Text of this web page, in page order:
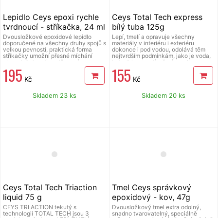
Lepidlo Ceys epoxi rychle
tvrdnoucí - stříkačka, 24 ml
Dvousložkové epoxidové lepidlo
doporučené na všechny druhy spojů s
velkou pevností, praktická forma
stříkačky umožní přesné míchání
obou složek, má vyplňovací
schopnosti, spojuje prakticky
všechny druhy materiálů s výjimkou
polyethylenu, polypropylenu, teflonu
během 5 – 10 minut, tlaku odolává po
1 hodině, maximální pevnosti dosáhne
195 Kč
Skladem 23 ks
Ceys Total Tech express
bílý tuba 125g
Lepí, tmelí a opravuje všechny
materiály v interiéru i exteriéru
dokonce i pod vodou, odolává těm
nejtvrdším podmínkám, jako je voda,
led, vlhkost a plíseň, rány, vibrace,
tlaky, teplota, nestárne v průběhu
času a odolává UV záření, má
vynikající vlastnosti: vyplňuje, je
maximální přilnavost, je přetíratelný
za vlhka, neobsahuje rozpouštědla,
součástky, obklady pod vodou.
155 Kč
Skladem 20 ks
Ceys Total Tech Triaction
liquid 75 g
CEYS TRI ACTION tekutý s
technologií TOTAL TECH jsou 3
Tmel Ceys správkový
epoxidový - kov, 47g
Dvousložkový tmel extra odolný,
snadno tvarovatelný, speciálně